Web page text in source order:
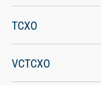
TCXO
VCTCXO